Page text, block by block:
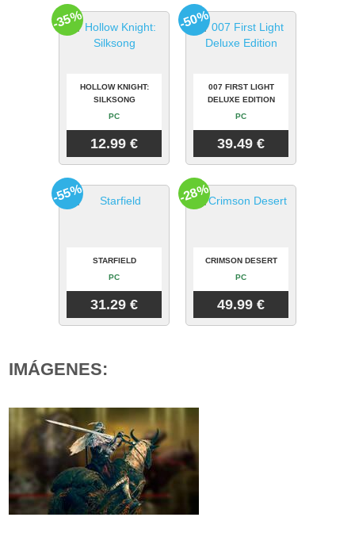
HOLLOW KNIGHT:
SILKSONG
PC
12.99 €
-35%
007 FIRST LIGHT
DELUXE EDITION
PC
39.49 €
-50%
STARFIELD
PC
31.29 €
-55%
CRIMSON DESERT
PC
49.99 €
-28%
IMÁGENES: